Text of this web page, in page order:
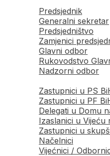
Predsjednik
Generalni sekretar
Predsjedništvo
Zamjenici
Glavni odbor
Rukovodstvo
Nadzorni odbor
Zastupnici u PS
Zastupnici u PF
Delegati u Domu
Izaslanici u Vijeću
Zastupnici u
Načelnici
Vijećnici /